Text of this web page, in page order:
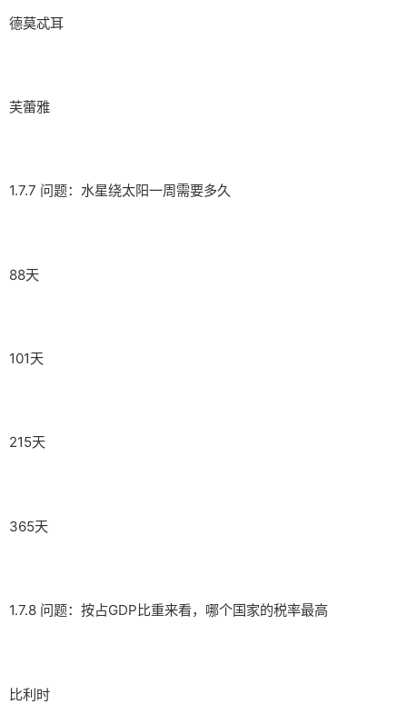
德莫忒耳
芙蕾雅
1.7.7 问题：水星绕太阳一周需要多久
88天
101天
215天
365天
1.7.8 问题：按占GDP比重来看，哪个国家的税率最高
比利时